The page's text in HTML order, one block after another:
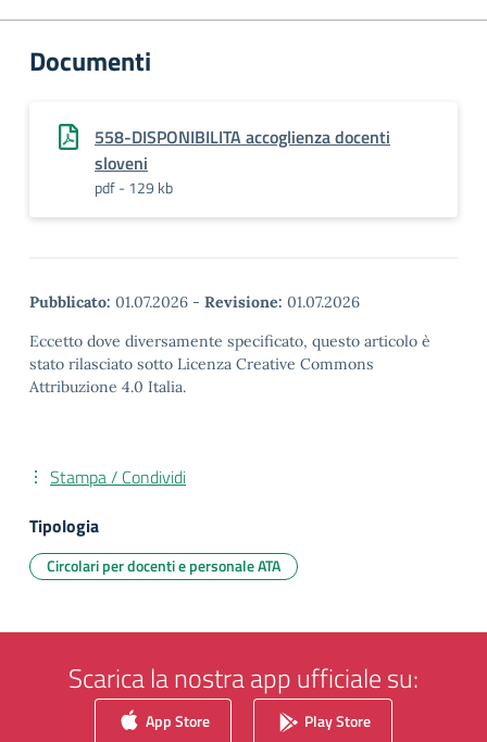
Documenti
558-DISPONIBILITA accoglienza docenti
sloveni
pdf - 129 kb
Pubblicato: 01.07.2026 - Revisione: 01.07.2026
Eccetto dove diversamente specificato, questo articolo è
stato rilasciato sotto Licenza Creative Commons
Attribuzione 4.0 Italia.
Stampa / Condividi
Tipologia
Circolari per docenti e personale ATA
Scarica la nostra app ufficiale su:
App Store Play Store